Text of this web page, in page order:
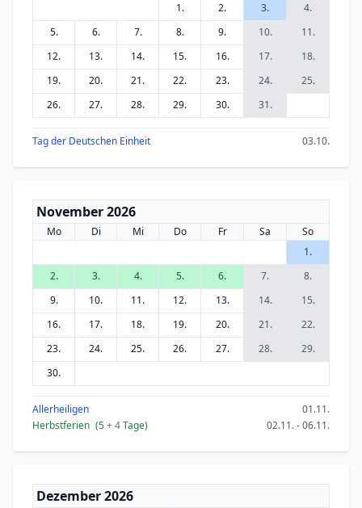
1.
2. 3.
4.
5.
6. 7. 8. 9. 10.
11.
12.
13. 14. 15. 16. 17.
18.
19.
20. 21. 22. 23. 24.
25.
26.
27. 28. 29. 30. 31.
Tag der Deutschen Einheit 03.10.
November 2026
Mo Di Mi Do Fr Sa
So
1.
2.
3. 4. 5. 6. 7.
8.
9.
10. 11. 12. 13. 14.
15.
16.
17. 18. 19. 20. 21.
22.
23.
24. 25. 26. 27. 28.
29.
30.
Allerheiligen
01.11.
Herbstferien (5+ 4Tage) 02.11. - 06.11.
Dezember 2026